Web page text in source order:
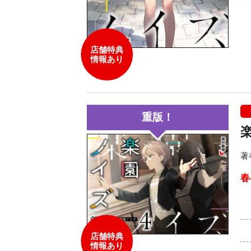
店舗特典
情報あり
重版！
店舗特典
情報あり
著